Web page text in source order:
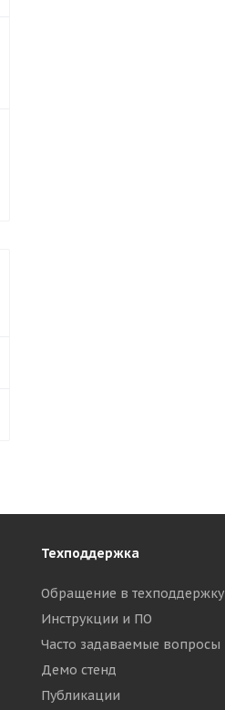
Техподдержка
Обращение в техподдержку
Инструкции и ПО
Часто задаваемые вопросы
Демо стенд
Публикации